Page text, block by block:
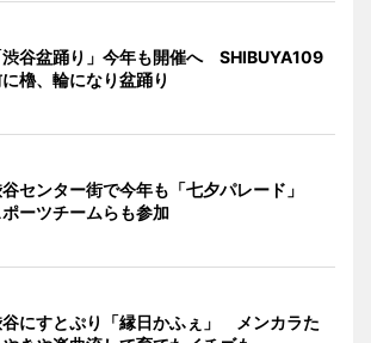
渋谷盆踊り」今年も開催へ SHIBUYA109
櫓、輪になり盆踊り
センター街で今年も「七夕パレード」
ポーツチームらも参加
にすとぷり「縁日かふぇ」 メンカラた